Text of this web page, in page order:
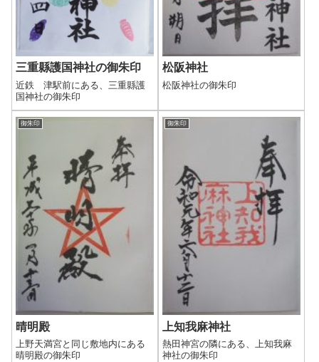
三重縣護国神社の御朱印
近鉄 津駅前にある、三重縣護
国神社の御朱印
松阪神社
松阪神社の御朱印
御朱印
晴明殿
上野天満宮と同じ敷地内にある
晴明殿の御朱印
御朱印
上知我麻神社
熱田神宮の隣にある、上知我麻
神社の御朱印